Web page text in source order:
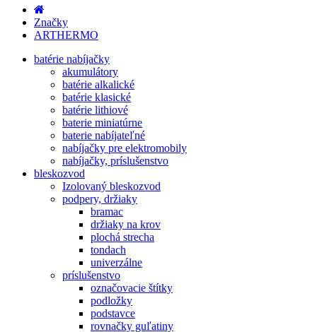
Značky
ARTHERMO
batérie nabíjačky
akumulátory
batérie alkalické
batérie klasické
batérie lithiové
baterie miniatúrne
baterie nabíjateľné
nabíjačky pre elektromobily
nabíjačky, príslušenstvo
bleskozvod
Izolovaný bleskozvod
podpery, držiaky
bramac
držiaky na krov
plochá strecha
tondach
univerzálne
príslušenstvo
označovacie štítky
podložky
podstavce
rovnačky guľatiny